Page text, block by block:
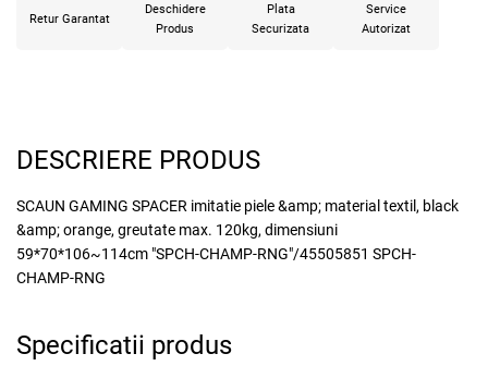
Retur Garantat
Deschidere
Produs
Plata
Securizata
Service
Autorizat
DESCRIERE PRODUS
SCAUN GAMING SPACER imitatie piele &amp; material textil, black
&amp; orange, greutate max. 120kg, dimensiuni
59*70*106~114cm "SPCH-CHAMP-RNG"/45505851 SPCH-
CHAMP-RNG
Specificatii produs